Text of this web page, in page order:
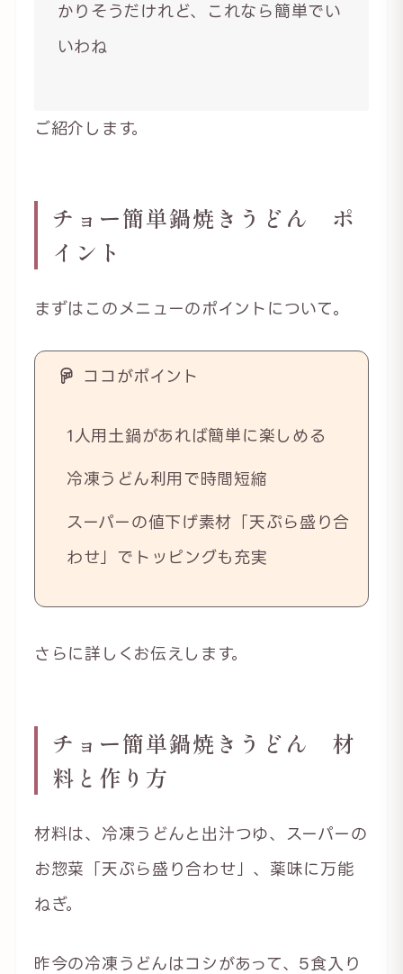
かりそうだけれど、これなら簡単でい
いわね
ご紹介します。
チョー簡単鍋焼きうどん ポ
イント
まずはこのメニューのポイントについて。
ココがポイント
1人用土鍋があれば簡単に楽しめる
冷凍うどん利用で時間短縮
スーパーの値下げ素材「天ぷら盛り合
わせ」でトッピングも充実
さらに詳しくお伝えします。
チョー簡単鍋焼きうどん 材
料と作り方
材料は、冷凍うどんと出汁つゆ、スーパーの
お惣菜「天ぷら盛り合わせ」、薬味に万能
ねぎ。
昨今の冷凍うどんはコシがあって、5食入り